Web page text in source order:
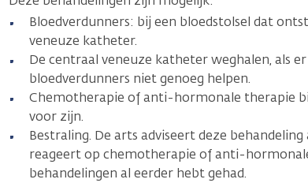
Bloedverdunners: bij een bloedstolsel dat
veneuze katheter.
De centraal veneuze katheter weghalen, als
bloedverdunners niet genoeg helpen.
Chemotherapie of anti-hormonale therapie
voor zijn.
Bestraling. De arts adviseert deze
reageert op chemotherapie of anti-
behandelingen al eerder hebt gehad.